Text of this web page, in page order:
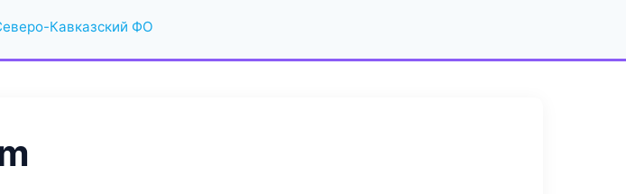
Кавказский ФО